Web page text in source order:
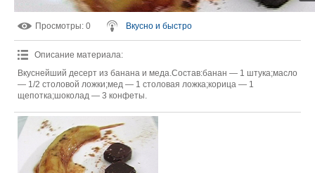
Просмотры: 0 Вкусно и быстро
Описание материала:
Вкуснейший десерт из банана и меда.Состав:банан — 1 штука;масло
— 1/2 столовой ложки;мед — 1 столовая ложка;корица — 1
щепотка;шоколад — 3 конфеты.